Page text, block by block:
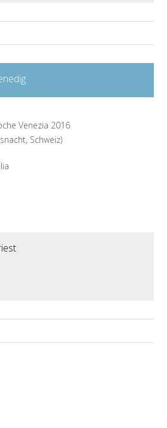
Venezia 2016
Schweiz)